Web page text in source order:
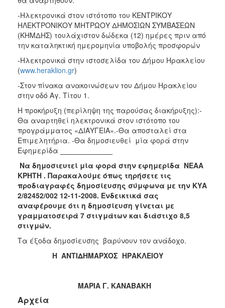
-Ηλεκτρονικά στον ιστότοπο του ΚΕΝΤΡΙΚΟΥ
ΗΛΕΚΤΡΟΝΙΚΟΥ ΜΗΤΡΩΟΥ ΔΗΜΟΣΙΩΝ ΣΥΜΒΑΣΕΩΝ
(ΚΗΜΔΗΣ) τουλάχιστον δώδεκα (12) ημέρες πριν από
την καταληκτική ημερομηνία υποβολής προσφορών
-Ηλεκτρονικά στην ιστοσελίδα του Δήμου Ηρακλείου
(www.heraklion.gr)
-Στον πίνακα ανακοινώσεων του Δήμου Ηρακλείου
στην οδό Αγ. Τίτου 1.
Η προκήρυξη (περίληψη της παρούσας διακήρυξης):-
Θα αναρτηθεί ηλεκτρονικά στον ιστότοπο του
προγράμματος «ΔΙΑΥΓΕΙΑ».-Θα αποσταλεί στα
Επιμελητήρια. -Θα δημοσιευθεί μία φορά στην
Εφημερίδα
Να δημοσιευτεί μία φορά στην εφημερίδα ΝΕΑΑ
ΚΡΗΤΗ . Παρακαλούμε όπως τηρήσετε τις
προδιαγραφές δημοσίευσης σύμφωνα με την ΚΥΑ
2/82452/002 12-11-2008. Ενδεικτικά σας
αναφέρουμε ότι η δημοσίευση γίνεται με
γραμματοσειρά 7 στιγμάτων και διάστιχο 8,5
στιγμών.
Τα έξοδα δημοσίευσης βαρύνουν τον ανάδοχο.
Η ΑΝΤΙΔΗΜΑΡΧΟΣ ΗΡΑΚΛΕΙΟΥ
ΜΑΡΙΑ Γ. ΚΑΝΑΒΑΚΗ
Αρχεία